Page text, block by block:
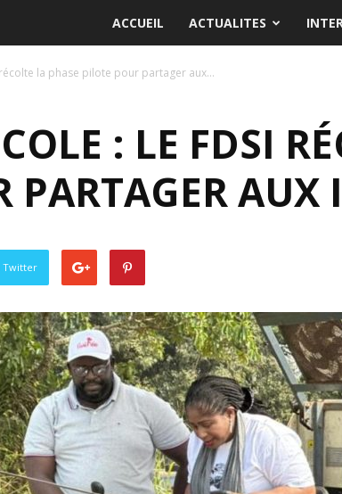
ACCUEIL ACTUALITES
la phase pilote pour partager aux...
: LE FDSI
PARTAGER AUX
Twitter